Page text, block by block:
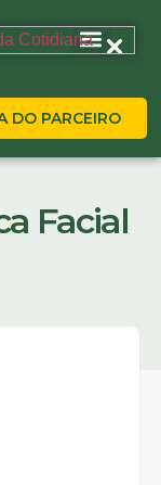
DO PARCEIRO
Facial